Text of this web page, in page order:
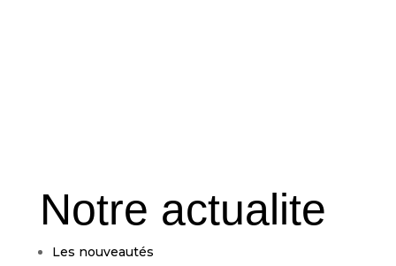
Notre actualite
Les nouveautés